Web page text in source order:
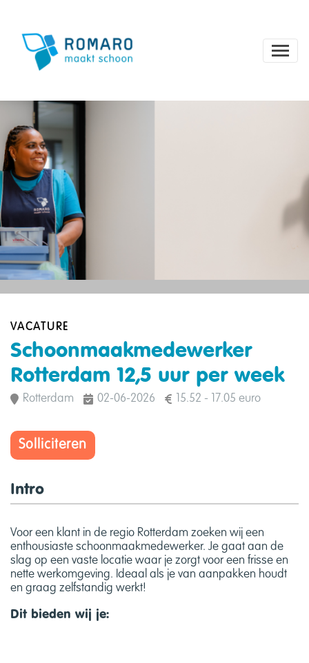
VACATURE
Schoonmaakmedewerker
Rotterdam 12,5 uur per week
Rotterdam 02-06-2026 15.52 - 17.05 euro
Solliciteren
Intro
Voor een klant in de regio Rotterdam zoeken wij een
enthousiaste schoonmaakmedewerker. Je gaat aan de
slag op een vaste locatie waar je zorgt voor een frisse en
nette werkomgeving. Ideaal als je van aanpakken houdt
en graag zelfstandig werkt!
Dit bieden wij je: